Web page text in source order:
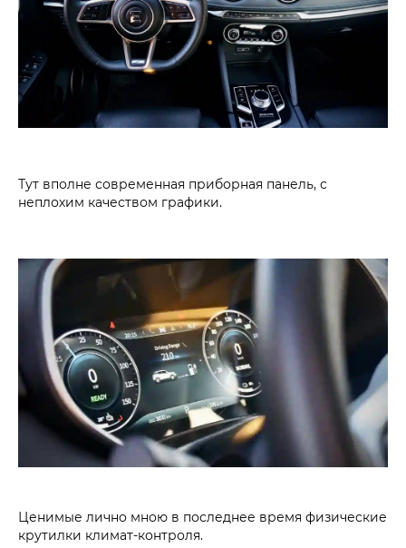
Тут вполне современная приборная панель, с
неплохим качеством графики.
Ценимые лично мною в последнее время физические
крутилки климат-контроля.